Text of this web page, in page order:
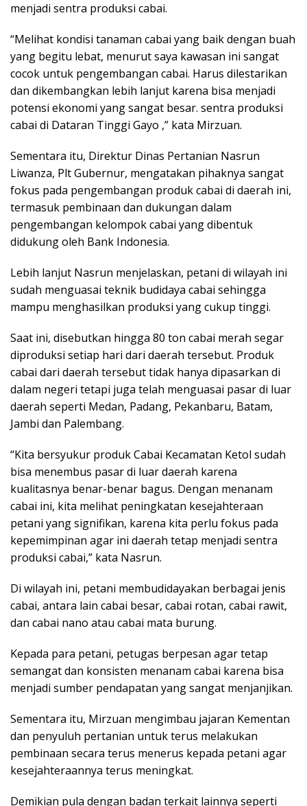
menjadi sentra produksi cabai.
“Melihat kondisi tanaman cabai yang baik dengan buah
yang begitu lebat, menurut saya kawasan ini sangat
cocok untuk pengembangan cabai. Harus dilestarikan
dan dikembangkan lebih lanjut karena bisa menjadi
potensi ekonomi yang sangat besar. sentra produksi
cabai di Dataran Tinggi Gayo ,” kata Mirzuan.
Sementara itu, Direktur Dinas Pertanian Nasrun
Liwanza, Plt Gubernur, mengatakan pihaknya sangat
fokus pada pengembangan produk cabai di daerah ini,
termasuk pembinaan dan dukungan dalam
pengembangan kelompok cabai yang dibentuk
didukung oleh Bank Indonesia.
Lebih lanjut Nasrun menjelaskan, petani di wilayah ini
sudah menguasai teknik budidaya cabai sehingga
mampu menghasilkan produksi yang cukup tinggi.
Saat ini, disebutkan hingga 80 ton cabai merah segar
diproduksi setiap hari dari daerah tersebut. Produk
cabai dari daerah tersebut tidak hanya dipasarkan di
dalam negeri tetapi juga telah menguasai pasar di luar
daerah seperti Medan, Padang, Pekanbaru, Batam,
Jambi dan Palembang.
“Kita bersyukur produk Cabai Kecamatan Ketol sudah
bisa menembus pasar di luar daerah karena
kualitasnya benar-benar bagus. Dengan menanam
cabai ini, kita melihat peningkatan kesejahteraan
petani yang signifikan, karena kita perlu fokus pada
kepemimpinan agar ini daerah tetap menjadi sentra
produksi cabai,” kata Nasrun.
Di wilayah ini, petani membudidayakan berbagai jenis
cabai, antara lain cabai besar, cabai rotan, cabai rawit,
dan cabai nano atau cabai mata burung.
Kepada para petani, petugas berpesan agar tetap
semangat dan konsisten menanam cabai karena bisa
menjadi sumber pendapatan yang sangat menjanjikan.
Sementara itu, Mirzuan mengimbau jajaran Kementan
dan penyuluh pertanian untuk terus melakukan
pembinaan secara terus menerus kepada petani agar
kesejahteraannya terus meningkat.
Demikian pula dengan badan terkait lainnya seperti